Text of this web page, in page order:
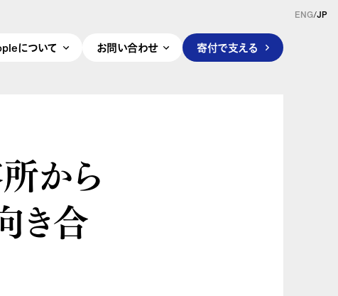
について お問い合わせ 寄付で支える
ENG/JP
から
き合